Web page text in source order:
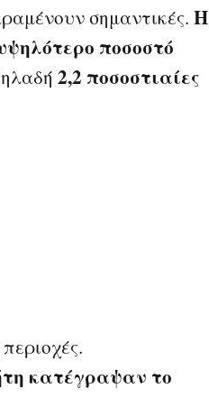
σημαντικές. Η
ποσοστό
2,2 ποσοστιαίες
κατέγραψαν το